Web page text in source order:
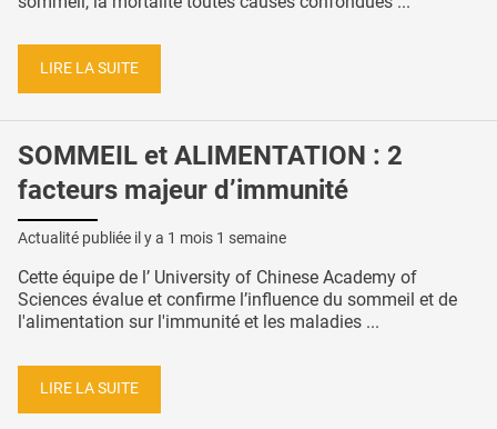
LIRE LA SUITE
SOMMEIL et ALIMENTATION : 2
facteurs majeur d’immunité
Actualité publiée il y a 1 mois 1 semaine
Cette équipe de l’ University of Chinese Academy of
Sciences évalue et confirme l’influence du sommeil et de
l'alimentation sur l'immunité et les maladies ...
LIRE LA SUITE